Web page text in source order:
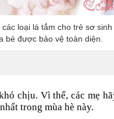
loại lá tắm cho trẻ sơ
bé được bảo vệ toàn diện.
chịu. Vì thế, các mẹ
trong mùa hè này.